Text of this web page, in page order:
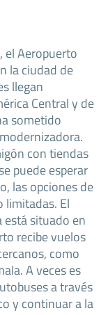
el Aeropuerto
la ciudad de
llegan
Central y de
sometido
con tiendas
puede esperar
las opciones de
limitadas. El
situado en
recibe vuelos
como
A veces es
a través
y continuar a la